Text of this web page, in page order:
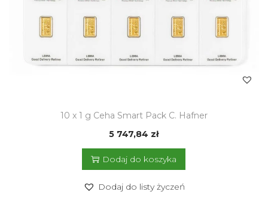
ś
b
10 x 1 g Ceha Smart Pack C. Hafner
5 747,84 zł
Dodaj do koszyka
Dodaj do listy życzeń